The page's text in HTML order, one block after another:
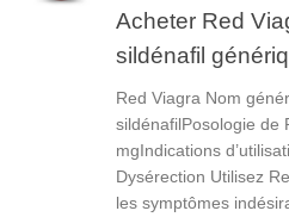
Acheter Red
sildénafil
Red Viagra Nom
sildénafilPosologie de
mgIndications
Dysérection Utilisez
les symptômes